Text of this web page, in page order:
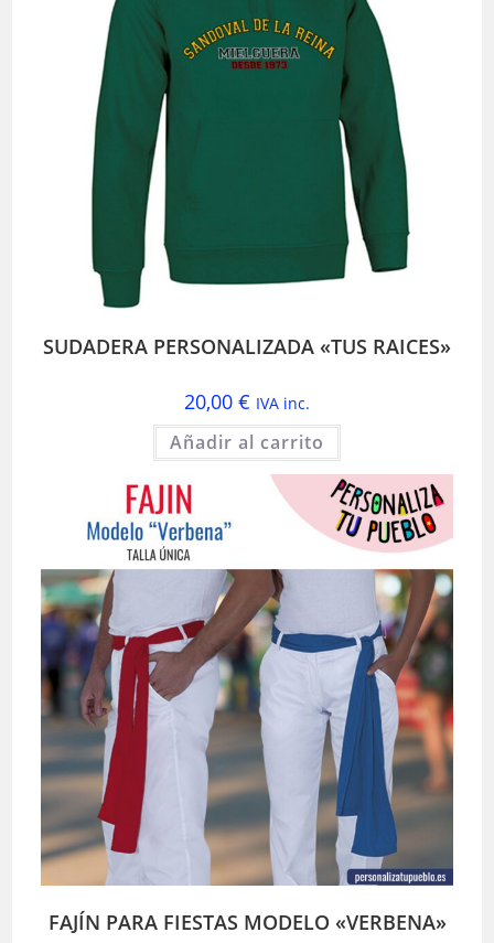
SUDADERA PERSONALIZADA «TUS RAICES»
20,00 € IVA inc.
Añadir al carrito
FAJÍN PARA FIESTAS MODELO «VERBENA»